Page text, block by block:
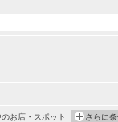
お店・スポット さらに